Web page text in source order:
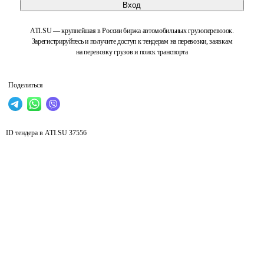
Вход
ATI.SU — крупнейшая в России биржа автомобильных грузоперевозок.
Зарегистрируйтесь и получите доступ к тендерам на перевозки, заявкам
на перевозку грузов и поиск транспорта
Поделиться
ID тендера в ATI.SU 37556